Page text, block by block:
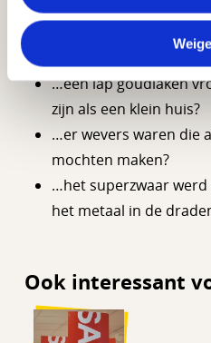
Wist je dat…
…een lap goudlaken
zijn als een klein huis?
…er wevers waren die
mochten maken?
…het superzwaar
het metaal in de
Ook interessant